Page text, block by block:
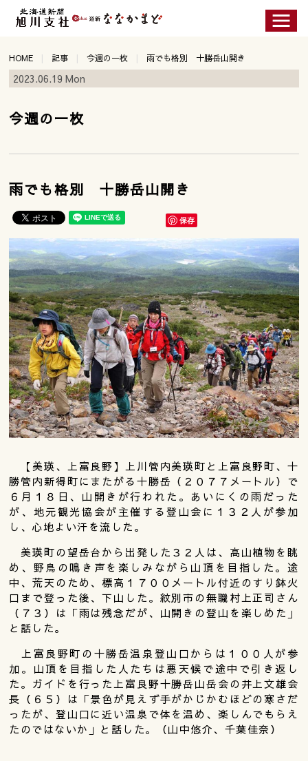
HOME 記事 今週の一枚 雨でも格別 十勝岳山開き
2023.06.19 Mon
今週の一枚
雨でも格別 十勝岳山開き
保存
【美瑛、上富良野】上川管内美瑛町と上富良野町、十
勝管内新得町にまたがる十勝岳（２０７７メートル）で
６月１８日、山開きが行われた。あいにくの雨だった
が、地元観光協会が主催する登山会に１３２人が参加
し、心地よい汗を流した。
美瑛町の望岳台から出発した３２人は、高山植物を眺
め、野鳥の鳴き声を楽しみながら山頂を目指した。途
中、荒天のため、標高１７００メートル付近のすり鉢火
口まで登った後、下山した。紋別市の無職村上正司さん
（７３）は「雨は残念だが、山開きの登山を楽しめた」
と話した。
上富良野町の十勝岳温泉登山口からは１００人が参
加。山頂を目指した人たちは悪天候で途中で引き返し
た。ガイドを行った上富良野十勝岳山岳会の井上文雄会
長（６５）は「景色が見えず手がかじかむほどの寒さだ
ったが、登山口に近い温泉で体を温め、楽しんでもらえ
たのではないか」と話した。（山中悠介、千葉佳奈）